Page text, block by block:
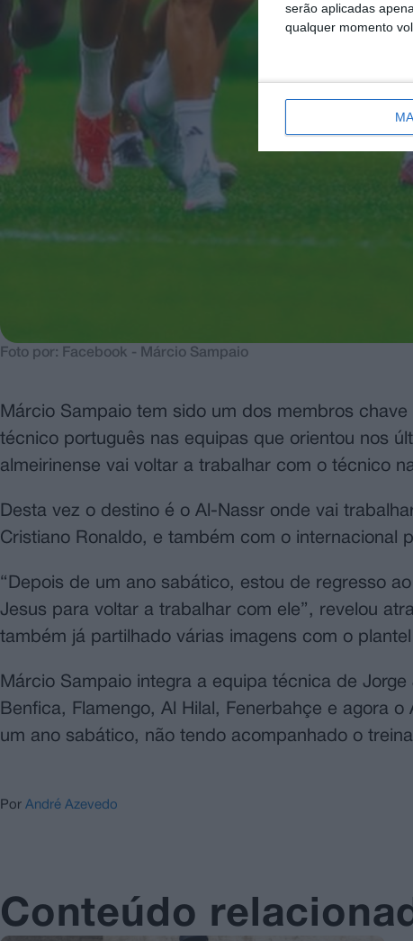
serão aplicadas
qualquer momento
Foto por: Facebook - Márcio Sampaio
Márcio Sampaio tem sido um dos membros
técnico português nas equipas que orientou nos
almeirinense vai voltar a trabalhar com o técnico
Desta vez o destino é o Al-Nassr onde vai
Cristiano Ronaldo, e também com o internacional
“Depois de um ano sabático, estou de regresso
Jesus para voltar a trabalhar com ele”, revelou
também já partilhado várias imagens com o
Márcio Sampaio integra a equipa técnica de
Benfica, Flamengo, Al Hilal, Fenerbahçe e agora
um ano sabático, não tendo acompanhado o
Por André Azevedo
Conteúdo